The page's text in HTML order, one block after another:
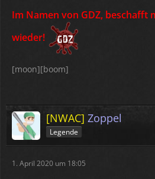
Im Namen von GDZ, beschafft
wieder!
[moon][boom]
[NWAC] Zoppel
Legende
1. April 2020 um 18:05